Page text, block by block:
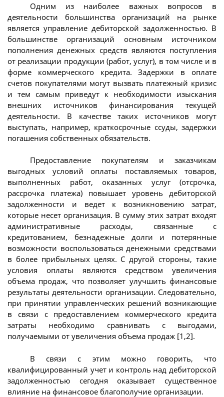
Одним из наиболее важных вопросов в
деятельности большинства организаций на рынке
является управление дебиторской задолженностью. В
большинстве организаций основным источником
пополнения денежных средств являются поступления
от реализации продукции (работ, услуг), в том числе и в
форме коммерческого кредита. Задержки в оплате
счетов покупателями могут вызвать платежный кризис
и тем самым приведут к необходимости изыскания
внешних источников финансирования текущей
деятельности. В качестве таких источников могут
выступать, например, краткосрочные ссуды, задержки
погашения собственных обязательств.
Предоставление покупателям и заказчикам
выгодных условий оплаты поставляемых товаров,
выполненных работ, оказанных услуг (отсрочка,
рассрочка платежа) повышает уровень дебиторской
задолженности и ведет к возникновению затрат,
которые несет организация. В сумму этих затрат входят
административные расходы, связанные с
кредитованием, безнадежные долги и потерянные
возможности воспользоваться денежными средствами
в более прибыльных целях. С другой стороны, такие
условия оплаты являются средством увеличения
объема продаж, что позволяет улучшить финансовые
результаты деятельности организации. Следовательно,
при принятии управленческих решений возникающие
в связи с предоставлением коммерческого кредита
затраты необходимо сравнивать с выгодами,
получаемыми от увеличения объема продаж [1,2].
В связи с этим можно говорить, что
квалифицированный учет и контроль над дебиторской
задолженностью сегодня оказывает существенное
влияние на финансовое благополучие организации.